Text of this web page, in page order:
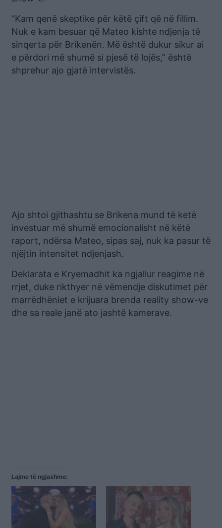
“Kam qenë skeptike për këtë çift që në fillim.
Nuk e kam besuar që Mateo kishte ndjenja të
sinqerta për Brikenën. Më është dukur sikur ai
e përdori më shumë si pjesë të lojës,” është
shprehur ajo gjatë intervistës.
Ajo shtoi gjithashtu se Brikena mund të ketë
investuar më shumë emocionalisht në këtë
raport, ndërsa Mateo, sipas saj, nuk ka pasur të
njëjtin intensitet ndjenjash.
Deklarata e Kryemadhit ka ngjallur reagime në
rrjet, duke rikthyer në vëmendje diskutimet për
marrëdhëniet e krijuara brenda reality show-ve
dhe sa reale janë ato jashtë kamerave.
Lajme të ngjashme: